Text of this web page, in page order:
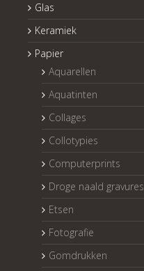
Glas
Keramiek
Papier
Aquarellen
Aquatinten
Collages
Collotypies
Computerprints
Droge naald gravures
Etsen
Fotografie
Gomdrukken